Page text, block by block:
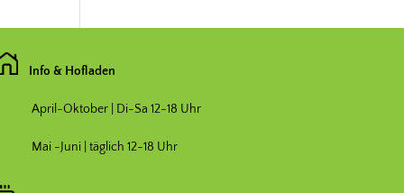
Info & Hofladen
April-Oktober | Di-Sa 12-18 Uhr
Mai -Juni | täglich 12-18 Uhr